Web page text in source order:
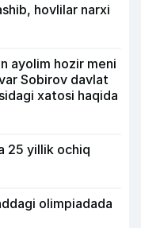
hovlilar narxi
ayolim hozir meni
Sobirov davlat
xatosi haqida
25 yillik ochiq
olimpiadada